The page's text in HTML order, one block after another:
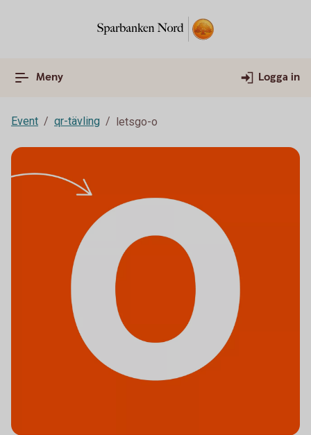
Meny Logga in
Event qr-tävling letsgo-o